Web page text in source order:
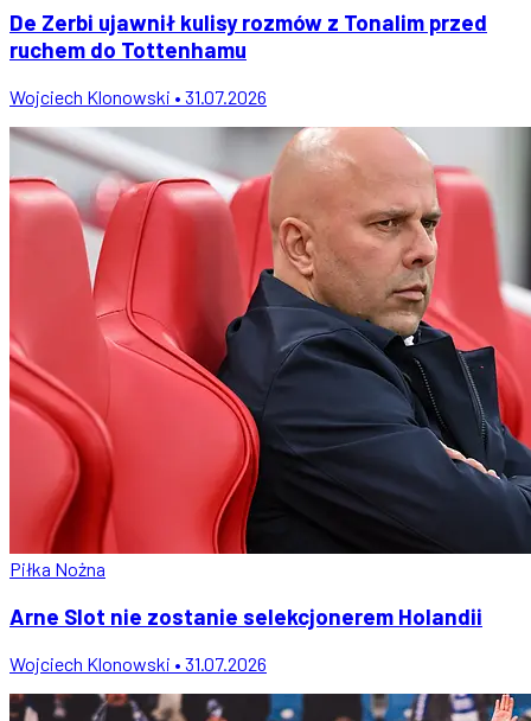
De Zerbi ujawnił kulisy rozmów z Tonalim przed
ruchem do Tottenhamu
Wojciech Klonowski • 31.07.2026
Piłka Nożna
Arne Slot nie zostanie selekcjonerem Holandii
Wojciech Klonowski • 31.07.2026